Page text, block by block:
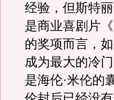
经验，但斯特
是商业喜剧片
的奖项而言，
成为最大的冷
是海伦·米伦的